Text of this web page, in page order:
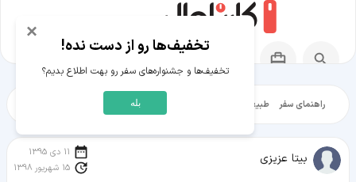
راهنمای سفر طبیعت‌گردی شهرگردی
بیتا عزیزی
11 دی 1395
15 شهریور 1398
×
تخفیف‌ها رو از دست نده!
تخفیف‌ها و جشنواره‌های سفر رو بهت اطلاع بدیم؟
بله